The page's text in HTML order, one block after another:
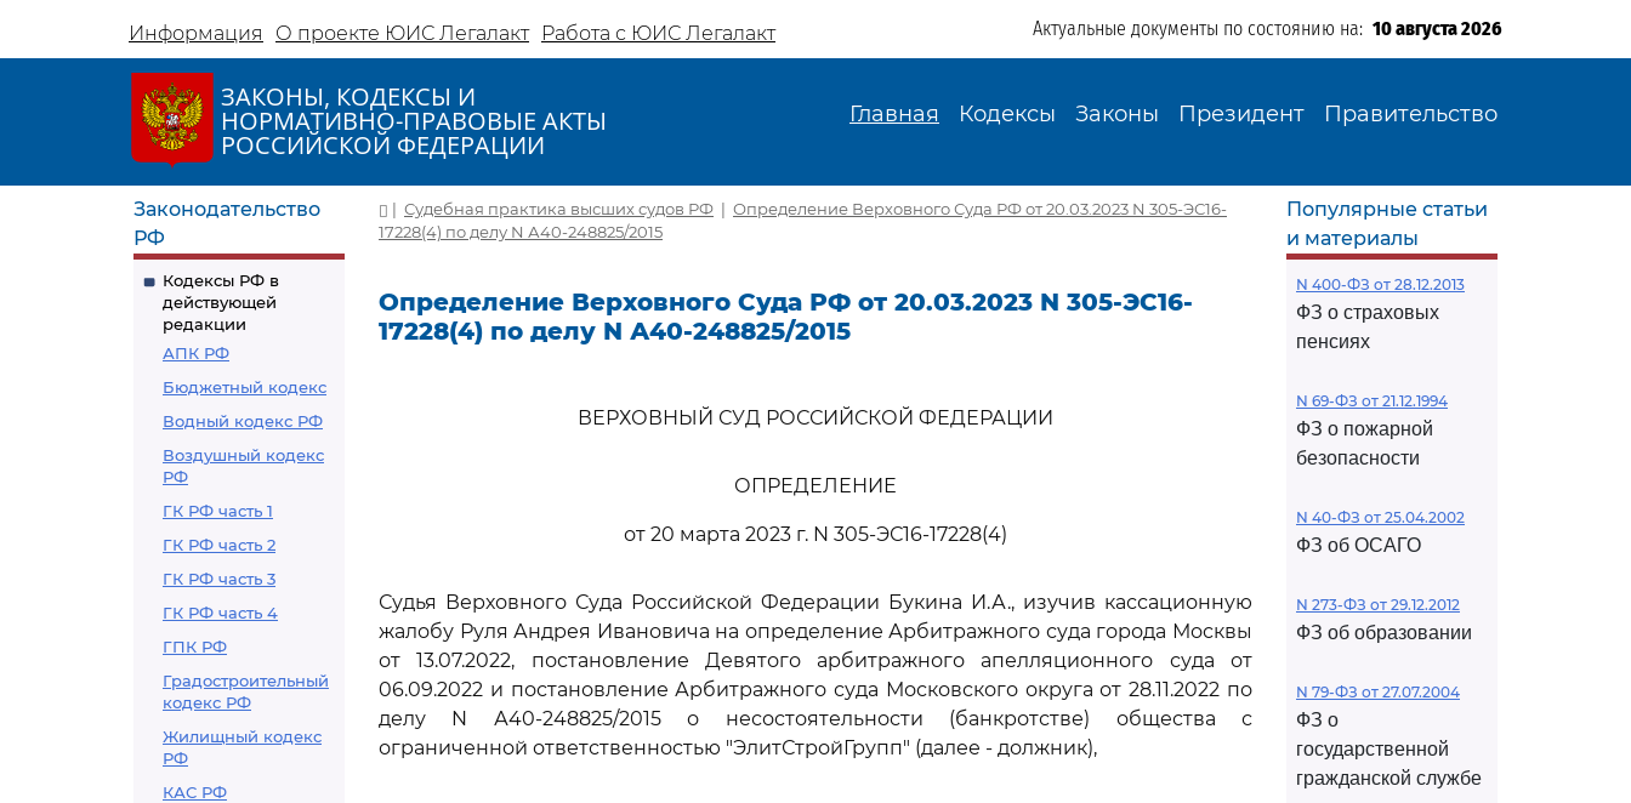
Информация О проекте ЮИС Легалакт Работа с ЮИС Легалакт Актуальные документы по состоянию на: 10 августа 2026
ЗАКОНЫ, КОДЕКСЫ И
НОРМАТИВНО-ПРАВОВЫЕ АКТЫ
РОССИЙСКОЙ ФЕДЕРАЦИИ
Главная Кодексы Законы Президент Правительство
Законодательство
РФ
Кодексы РФ в
действующей
редакции
АПК РФ
Бюджетный кодекс
Водный кодекс РФ
Воздушный кодекс
РФ
ГК РФ часть 1
ГК РФ часть 2
ГК РФ часть 3
ГК РФ часть 4
ГПК РФ
Градостроительный
кодекс РФ
Жилищный кодекс
РФ
КАС РФ
| Судебная практика высших судов РФ | Определение Верховного Суда РФ от 20.03.2023 N 305-ЭС16-
17228(4) по делу N А40-248825/2015
Определение Верховного Суда РФ от 20.03.2023 N 305-ЭС16-
17228(4) по делу N А40-248825/2015
ВЕРХОВНЫЙ СУД РОССИЙСКОЙ ФЕДЕРАЦИИ
ОПРЕДЕЛЕНИЕ
от 20 марта 2023 г. N 305-ЭС16-17228(4)
Судья Верховного Суда Российской Федерации Букина И.А., изучив кассационную
жалобу Руля Андрея Ивановича на определение Арбитражного суда города Москвы
от 13.07.2022, постановление Девятого арбитражного апелляционного суда от
06.09.2022 и постановление Арбитражного суда Московского округа от 28.11.2022 по
делу N А40-248825/2015 о несостоятельности (банкротстве) общества с
ограниченной ответственностью "ЭлитСтройГрупп" (далее - должник),
Популярные статьи
и материалы
N 400-ФЗ от 28.12.2013
ФЗ о страховых
пенсиях
N 69-ФЗ от 21.12.1994
ФЗ о пожарной
безопасности
N 40-ФЗ от 25.04.2002
ФЗ об ОСАГО
N 273-ФЗ от 29.12.2012
ФЗ об образовании
N 79-ФЗ от 27.07.2004
ФЗ о
государственной
гражданской службе